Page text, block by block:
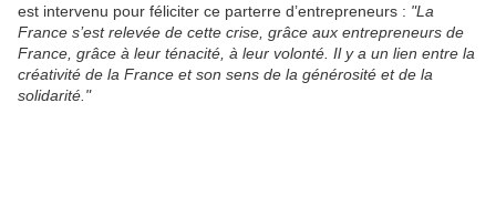
est intervenu pour féliciter ce parterre d’entrepreneurs : "La
France s’est relevée de cette crise, grâce aux entrepreneurs de
France, grâce à leur ténacité, à leur volonté. Il y a un lien entre la
créativité de la France et son sens de la générosité et de la
solidarité."